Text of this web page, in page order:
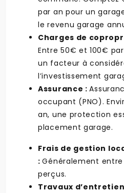
par an pour un
le revenu garage
Charges de
Entre 50€ et 100€
un facteur à
l’investissement
Assurance :
occupant (PNO).
an, une protection
placement garage.
Frais de gestion
:Généralement entre
perçus.
Travaux